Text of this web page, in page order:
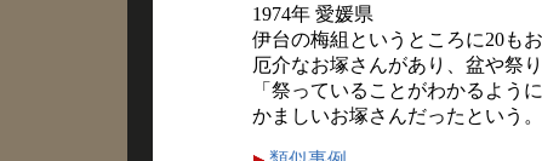
1974年 愛媛県
伊台の梅組というところに20も
厄介なお塚さんがあり、盆や祭
「祭っていることがわかるよう
かましいお塚さんだったという。